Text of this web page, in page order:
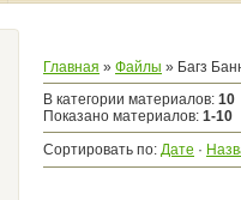
Главная » Файлы » Багз
В категории материалов: 10
Показано материалов: 1-10
Сортировать по: Дате ·